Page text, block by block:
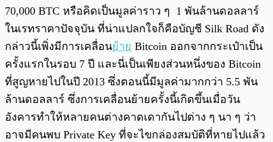
70,000 BTC หรือคิดเป็นมูลค่าราว ๆ 1 พันล้านดอลลาร์
ในเรทราคาปัจจุบัน ที่น่าแปลกใจก็คือบัญชี Silk Road ดัง
กล่าวนี้เพิ่งมีการเคลื่อนย้าย Bitcoin ออกจากกระเป๋าเป็น
ครั้งแรกในรอบ 7 ปี และนี่เป็นเพียงส่วนหนึ่งของ Bitcoin
ที่สูญหายไปในปี 2013 ซึ่งตอนนี้มีมูลค่ามากกว่า 5.5 พัน
ล้านดอลลาร์ ซึ่งการเคลื่อนย้ายครั้งนี้เกิดขึ้นเมื่อวัน
อังคารทำให้หลายคนต่างคาดเดากันไปต่าง ๆ นา ๆ ว่า
อาจมีคนพบ Private Key ที่จะไขกล่องสมบัติที่หายไปแล้ว